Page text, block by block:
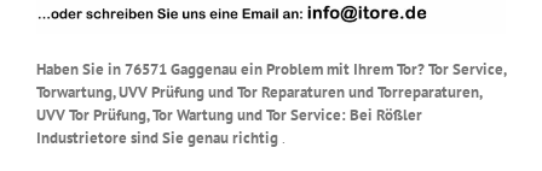
Haben Sie in 76571 Gaggenau ein Problem mit Ihrem Tor? Tor Service,
Torwartung, UVV Prüfung und Tor Reparaturen und Torreparaturen,
UVV Tor Prüfung, Tor Wartung und Tor Service: Bei Rößler
Industrietore sind Sie genau richtig.